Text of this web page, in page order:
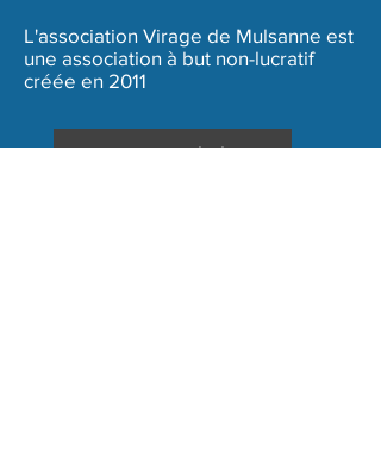
L'association Virage de Mulsanne est
une association à but non-lucratif
créée en 2011
Inscription Bénévole